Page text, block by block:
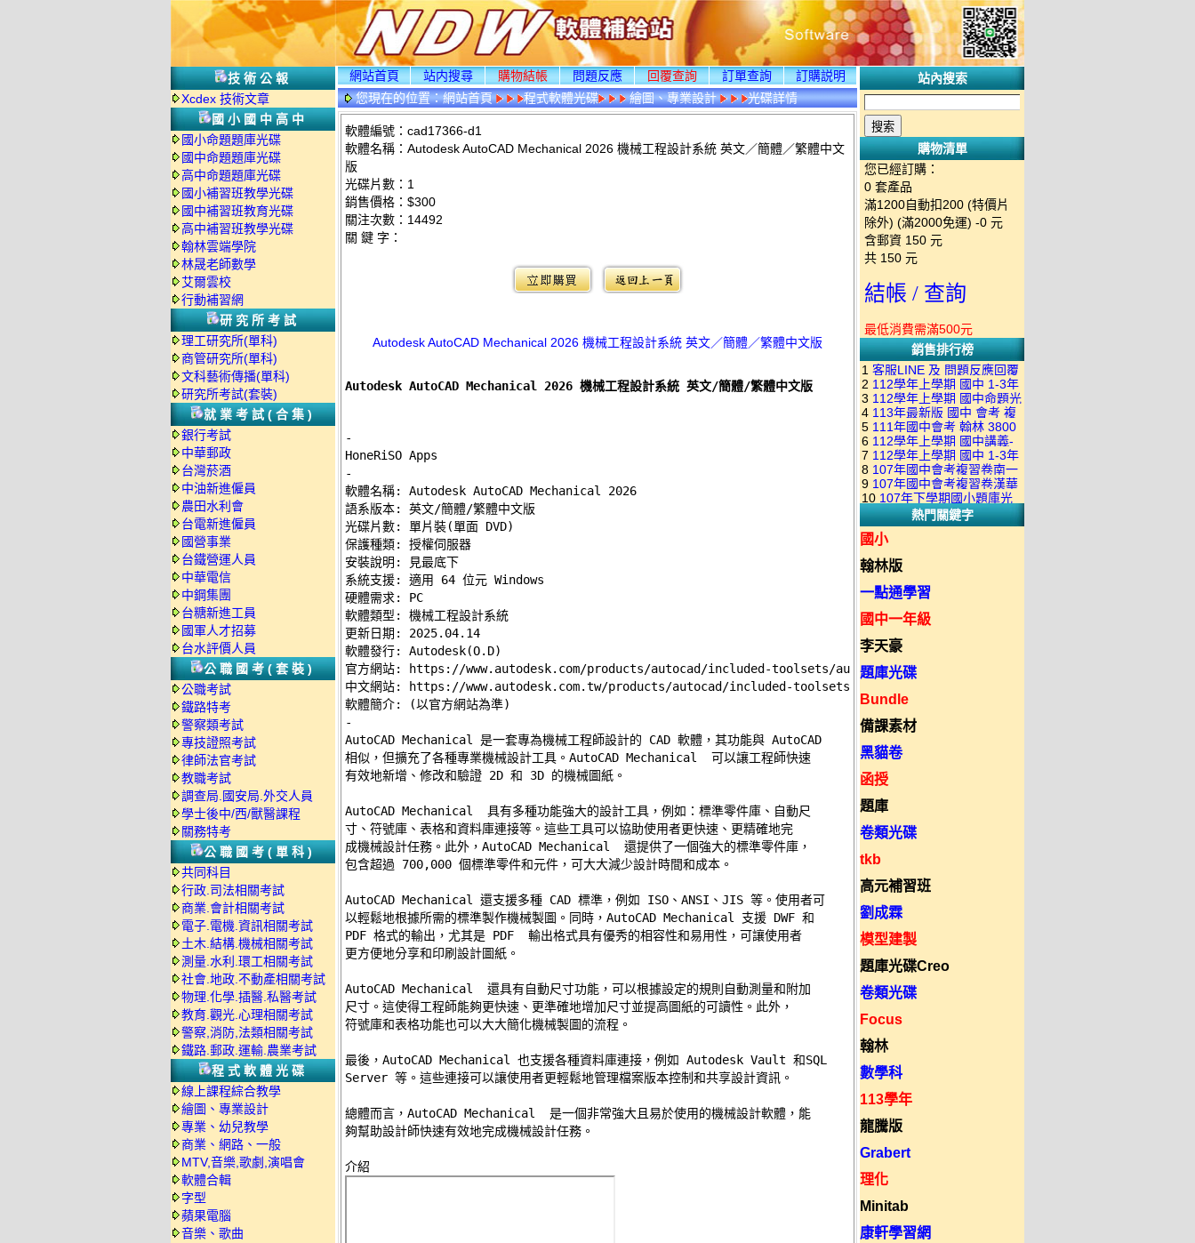
技術公報
Xcdex 技術文章
國小國中高中
國小命題題庫光碟
國中命題題庫光碟
高中命題題庫光碟
國小補習班教學光碟
國中補習班教育光碟
高中補習班教學光碟
翰林雲端學院
林晟老師數學
艾爾雲校
行動補習網
研究所考試
理工研究所(單科)
商管研究所(單科)
文科藝術傳播(單科)
研究所考試(套裝)
就業考試(合集)
銀行考試
中華郵政
台灣菸酒
中油新進僱員
農田水利會
台電新進僱員
國營事業
台鐵營運人員
中華電信
中鋼集團
台糖新進工員
國軍人才招募
台水評價人員
公職國考(套裝)
公職考試
鐵路特考
警察類考試
專技證照考試
律師法官考試
教職考試
調查局.國安局.外交人員
學士後中/西/獸醫課程
關務特考
公職國考(單科)
共同科目
行政.司法相關考試
商業.會計相關考試
電子.電機.資訊相關考試
土木.結構.機械相關考試
測量.水利.環工相關考試
社會.地政.不動產相關考試
物理.化學.插醫.私醫考試
教育.觀光.心理相關考試
警察,消防,法類相關考試
鐵路.郵政.運輸.農業考試
程式軟體光碟
線上課程綜合教學
繪圖、專業設計
專業、幼兒教學
商業、網路、一般
MTV,音樂,歌劇,演唱會
軟體合輯
字型
蘋果電腦
音樂、歌曲
網站首頁 站内搜尋 購物結帳 問題反應 回覆查詢 訂單查詢
訂購説明
您現在的位置：網站首頁 程式軟體光碟 繪圖、專業設計 光碟詳情
軟體編號：cad17366-d1
軟體名稱：Autodesk AutoCAD Mechanical 2026 機械工程設計系統 英文／簡體／繁體中文
版
光碟片數：1
銷售價格：$300
關注次數： 14492
關 鍵 字：
Autodesk AutoCAD Mechanical 2026 機械工程設計系統 英文／簡體／繁體中文版
Autodesk AutoCAD Mechanical 2026 機械工程設計系統 英文/簡體/繁體中文版
-
-
軟體名稱: Autodesk AutoCAD Mechanical 2026
語系版本: 英文/簡體/繁體中文版
光碟片數: 單片裝(單面 DVD)
保護種類: 授權伺服器
安裝說明:
見最底下
系統支援: 適用 64 位元 Windows
硬體需求: PC
軟體類型: 機械工程設計系統
更新日期: 2025.04.14
軟體發行: Autodesk(O.D)
官方網站:
https://www.autodesk.com/products/autocad/included-toolsets/autocad-mechanical
中文網站:
https://www.autodesk.com.tw/products/autocad/included-toolsets/autocad-mechanical
-
AutoCAD Mechanical 是一套專為機械工程師設計的 CAD 軟體，其功能與 AutoCAD
相似，但擴充了各種專業機械設計工具。AutoCAD Mechanical  可以讓工程師快速
有效地新增、修改和驗證 2D 和 3D 的機械圖紙。
AutoCAD Mechanical  具有多種功能強大的設計工具，例如：標準零件庫、自動尺
寸、符號庫、表格和資料庫連接等。這些工具可以協助使用者更快速、更精確地完
成機械設計任務。此外，AutoCAD Mechanical  還提供了一個強大的標準零件庫，
包含超過 700,000 個標準零件和元件，可大大減少設計時間和成本。
AutoCAD Mechanical 還支援多種 CAD 標準，例如 ISO、ANSI、JIS 等。使用者可
以輕鬆地根據所需的標準製作機械製圖。同時，AutoCAD Mechanical 支援 DWF 和
PDF 格式的輸出，尤其是 PDF  輸出格式具有優秀的相容性和易用性，可讓使用者
更方便地分享和印刷設計圖紙。
AutoCAD Mechanical  還具有自動尺寸功能，可以根據設定的規則自動測量和附加
尺寸。這使得工程師能夠更快速、更準確地增加尺寸並提高圖紙的可讀性。此外，
符號庫和表格功能也可以大大簡化機械製圖的流程。
最後，AutoCAD Mechanical 也支援各種資料庫連接，例如 Autodesk Vault 和SQL
Server 等。這些連接可以讓使用者更輕鬆地管理檔案版本控制和共享設計資訊。
總體而言，AutoCAD Mechanical  是一個非常強大且易於使用的機械設計軟體，能
夠幫助設計師快速有效地完成機械設計任務。
站內搜索
購物清單
您已經訂購：
0 套產品
滿1200自動扣200 (特價片
除外) (滿2000免運) -0 元
含郵資 150 元
共 150 元
結帳 / 查詢
最低消費需滿500元
銷售排行榜
1 客服LINE 及 問題反應回覆
方式 下單後出現訂單編號就
是訂購成功 不會有回覆信
2 112學年上學期 國中 1-3年
級 校用卷 (含南一.康軒.翰林.
全科目.全部卷.含解答)完整版
(2DVD)
3 112學年上學期 國中命題光
碟 康軒版 1-3年級(含108課
綱)(全年級、全領域) 題庫光
碟(不包含：藝文+綜合+健體)
4 113年最新版 國中 會考 複
習卷講義 共18卷(含南一百分
百EZ+南一超會考+康軒麻辣
+康軒會考勝經+康軒易點通
+康軒圖解E點通+漢華大聯盟
+翰林大滿貫+翰林橘子+翰林
Lite輕+翰林主題探索+奇鼎
KO+奇鼎進會考+金安新思維
+金安雙向溝通+金安會考
735+建弘細說.活用+漢華達
陣)全科目合輯版(3片裝)
5 111年國中會考 翰林 3800
應用題彙編 + 南一 3688 應用
題彙編+南一歷屆試題+康軒
3800+ 應用題彙編 1-3年級 卷
類光碟
6 112學年上學期 國中講義-
題型較難(康軒新挑戰麻辣講
義+翰林超級翰將講義+南一學
習標竿講義) 1-3年級 合輯版
DVD版
7 112學年上學期 國中 1-3年
級 習作解答+課本解答(含康
軒.南一.翰林全版本.全科目)
合輯版 DVD版
8 107年國中會考複習卷南一
版 ( 點線面 )全科目.九科含解
答.合輯正式版
9 107年國中會考複習卷漢華
版 ( 達陣 ) 全科目.八科含解
答.合輯正式版
10 107年下學期國小題庫光
碟-南一版（1～6年級）全科
目合輯版 (三片裝)
熱門關鍵字
國小
翰林版
一點通學習
國中一年級
李天豪
題庫光碟
Bundle
備課素材
黑貓卷
函授
題庫
卷類光碟
tkb
高元補習班
劉成霖
模型建製
題庫光碟Creo
卷類光碟
Focus
翰林
數學科
113學年
龍騰版
Grabert
理化
Minitab
康軒學習網